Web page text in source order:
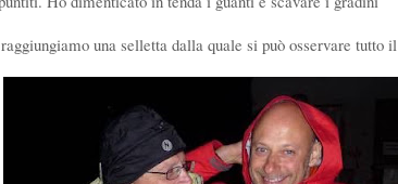
una selletta dalla quale si può osservare tutto il